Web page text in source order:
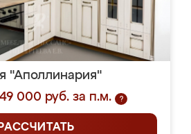
"Аполлинария"
000 руб. за п.м.
?
РАССЧИТАТЬ